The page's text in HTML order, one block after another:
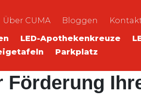
Über CUMA Bloggen
LED-Apothekenkreuze
Parkplatz
Förderung